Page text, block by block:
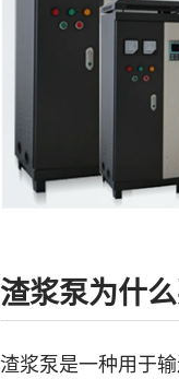
渣浆泵为什
渣浆泵是一种用于